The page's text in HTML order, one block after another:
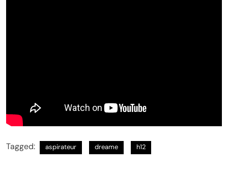
Tagged: aspirateur dreame h12